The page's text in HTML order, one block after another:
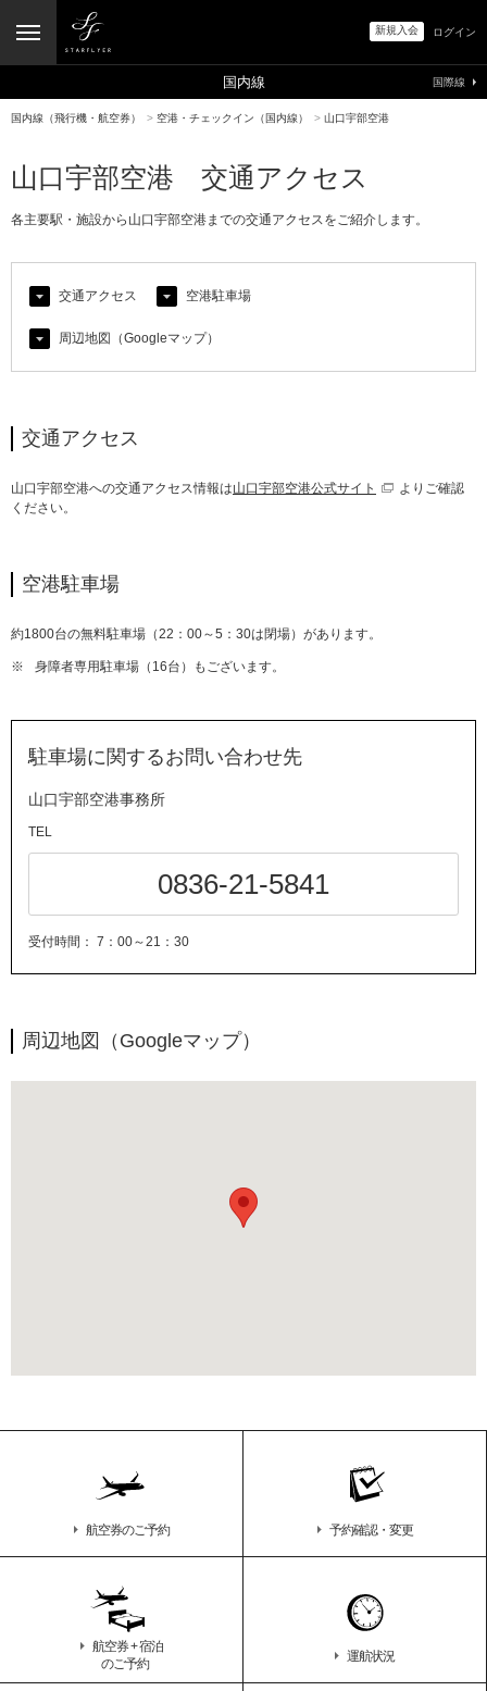
新規入会 ログイン
国内線（飛行機・航空券） > 空港・チェックイン（国内線） > 山口宇部空港
山口宇部空港 交通アクセス
各主要駅・施設から山口宇部空港までの交通アクセスをご紹介します。
交通アクセス 空港駐車場
周辺地図（Googleマップ）
交通アクセス
山口宇部空港への交通アクセス情報は山口宇部空港公式サイト
よりご確認
ください。
空港駐車場
約1800台の無料駐車場（22：00～5：30は閉場）があります。
※ 身障者専用駐車場（16台）もございます。
駐車場に関するお問い合わせ先
山口宇部空港事務所
TEL
0836-21-5841
受付時間 7：00～21：30
周辺地図（Googleマップ）
航空券のご予約 予約確認・変更
航空券 + 宿泊
のご予約
運航状況
国内線 国際線